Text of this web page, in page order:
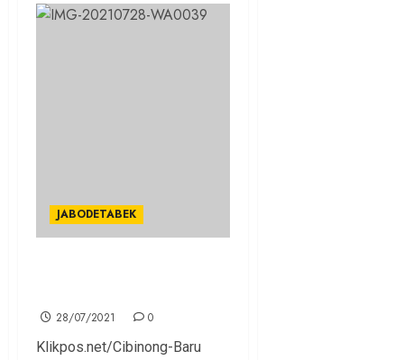
JABODETABEK
28/07/2021 0
Klikpos.net/Cibinong-Baru